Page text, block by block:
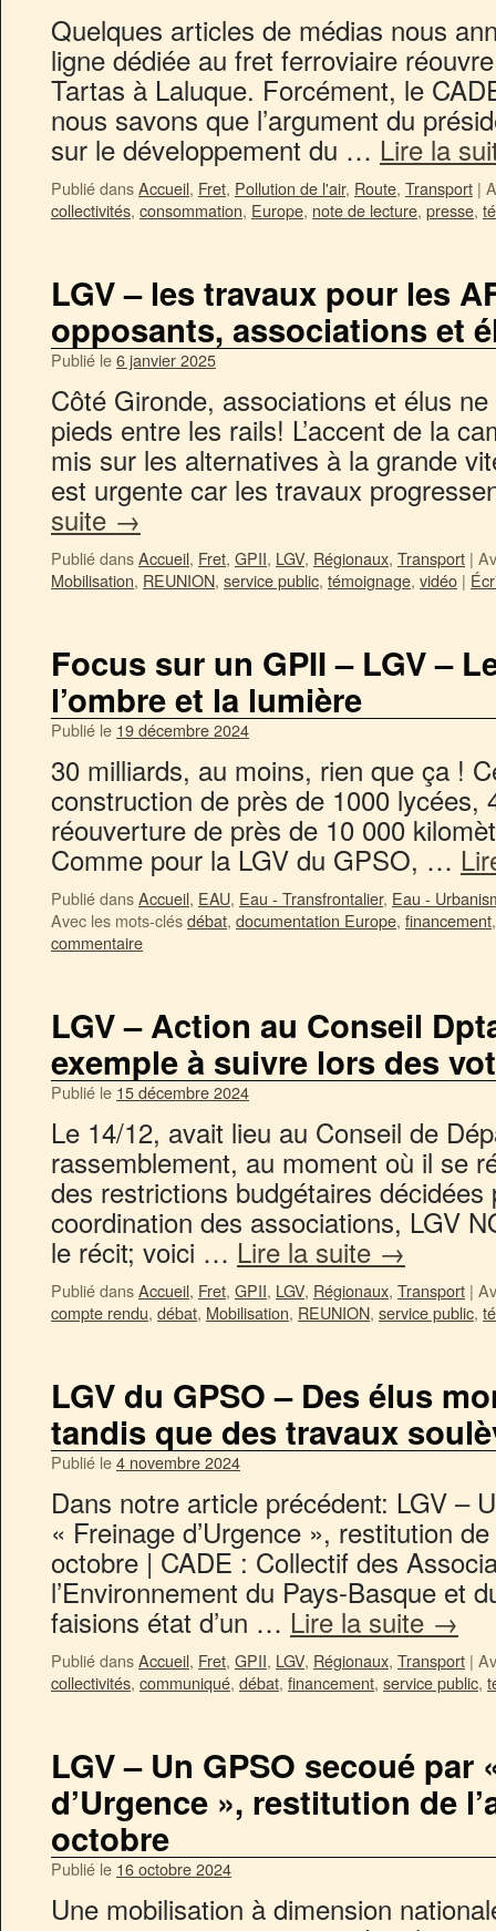
Quelques articles de médias nous
ligne dédiée au fret ferroviaire
Tartas à Laluque. Forcément, le
nous savons que l’argument du
sur le développement du … Lire la
Publié dansAccueil, Fret, Pollution de l'air, Route, Transport |
collectivités, consommation, Europe, note de lecture, presse,
LGV – les travaux pour les
opposants, associations et
Publié le6 janvier 2025
Côté Gironde, associations et élus
pieds entre les rails! L’accent de la
mis sur les alternatives à la grande
est urgente car les travaux
suite →
Publié dansAccueil, Fret, GPII, LGV, Régionaux, Transport |
Mobilisation, REUNION, service public, témoignage, vidéo |
Focus sur un GPII – LGV –
l’ombre et la lumière
Publié le 19 décembre 2024
30 milliards, au moins, rien que ça !
construction de près de 1000 lycées,
réouverture de près de 10 000
Comme pour la LGV du GPSO, …
Publié dansAccueil, EAU, Eau - Transfrontalier, Eau -
Avec les mots-clésdébat, documentation Europe, financement
commentaire
LGV – Action au Conseil
exemple à suivre lors des
Publié le 15 décembre 2024
Le 14/12, avait lieu au Conseil de
rassemblement, au moment où il se
des restrictions budgétaires décidées
coordination des associations, LGV
le récit; voici … Lire la suite →
Publié dansAccueil, Fret, GPII, LGV, Régionaux, Transport |
compte rendu, débat, Mobilisation, REUNION, service public,
LGV du GPSO – Des élus
tandis que des travaux
Publié le4 novembre 2024
Dans notre article précédent: LGV –
« Freinage d’Urgence », restitution
octobre | CADE : Collectif des
l’Environnement du Pays-Basque et
faisions état d’un … Lire la suite →
Publié dansAccueil, Fret, GPII, LGV, Régionaux, Transport |
collectivités, communiqué, débat, financement, service public,
LGV – Un GPSO secoué par
d’Urgence », restitution de
octobre
Publié le 16 octobre 2024
Une mobilisation à